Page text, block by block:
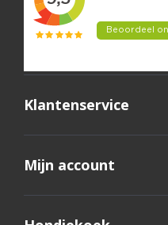
Klantenservice
Mijn account